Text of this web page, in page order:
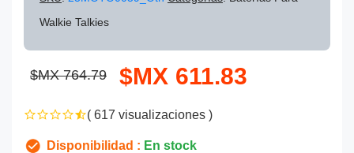
Walkie Talkies
$MX 764.79 $MX 611.83
( 617 visualizaciones )
Disponibilidad : En stock